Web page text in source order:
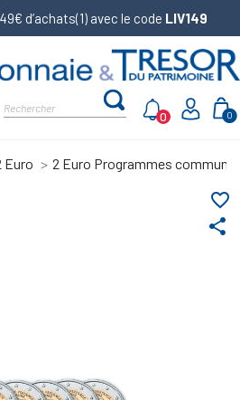
d’achats(1) avec le code LIV149
0
0
Euro 2 Euro Programmes communs
share
favorite_border